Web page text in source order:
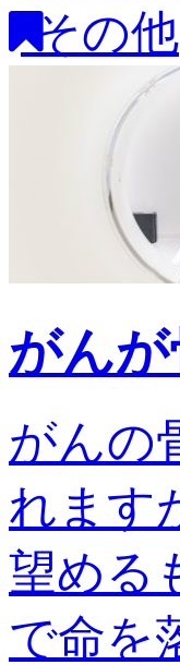
その他
がん
がんの
れます
望める
で命を